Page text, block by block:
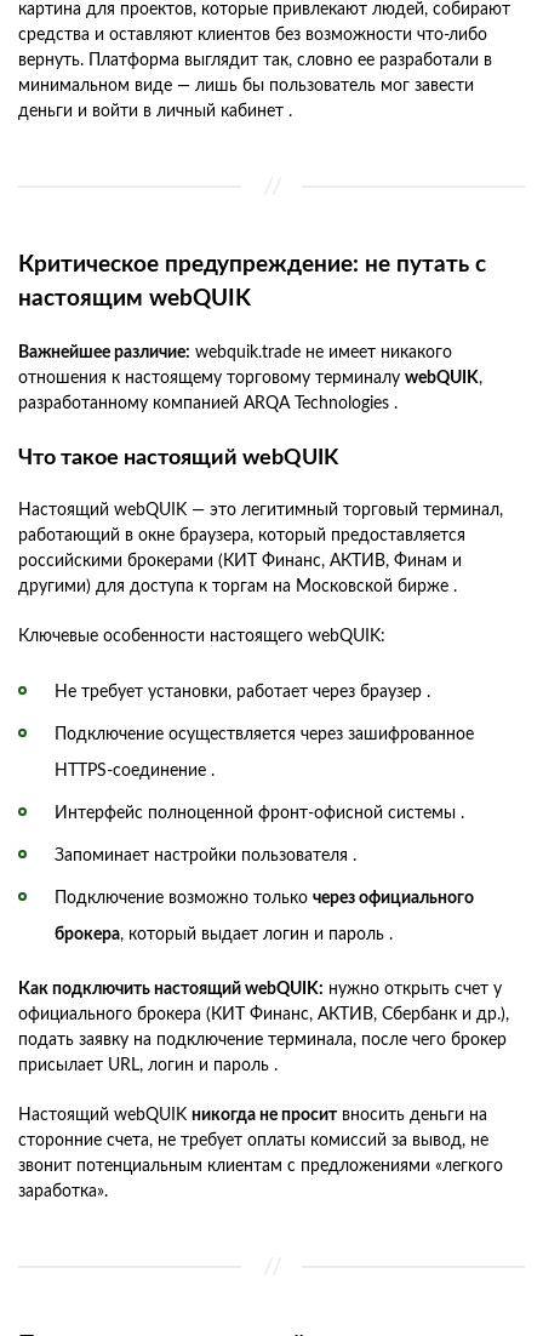
картина для проектов, которые привлекают людей, собирают
средства и оставляют клиентов без возможности что-либо
вернуть. Платформа выглядит так, словно ее разработали в
минимальном виде — лишь бы пользователь мог завести
деньги и войти в личный кабинет .
Критическое предупреждение: не путать с
настоящим webQUIK
Важнейшее различие: webquik.trade не имеет никакого
отношения к настоящему торговому терминалу webQUIK,
разработанному компанией ARQA Technologies .
Что такое настоящий webQUIK
Настоящий webQUIK — это легитимный торговый терминал,
работающий в окне браузера, который предоставляется
российскими брокерами (КИТ Финанс, АКТИВ, Финам и
другими) для доступа к торгам на Московской бирже .
Ключевые особенности настоящего webQUIK:
Не требует установки, работает через браузер .
Подключение осуществляется через зашифрованное
HTTPS-соединение .
Интерфейс полноценной фронт-офисной системы .
Запоминает настройки пользователя .
Подключение возможно только через официального
брокера, который выдает логин и пароль .
Как подключить настоящий webQUIK: нужно открыть счет у
официального брокера (КИТ Финанс, АКТИВ, Сбербанк и др.),
подать заявку на подключение терминала, после чего брокер
присылает URL, логин и пароль .
Настоящий webQUIK никогда не просит вносить деньги на
сторонние счета, не требует оплаты комиссий за вывод, не
звонит потенциальным клиентам с предложениями «легкого
заработка».